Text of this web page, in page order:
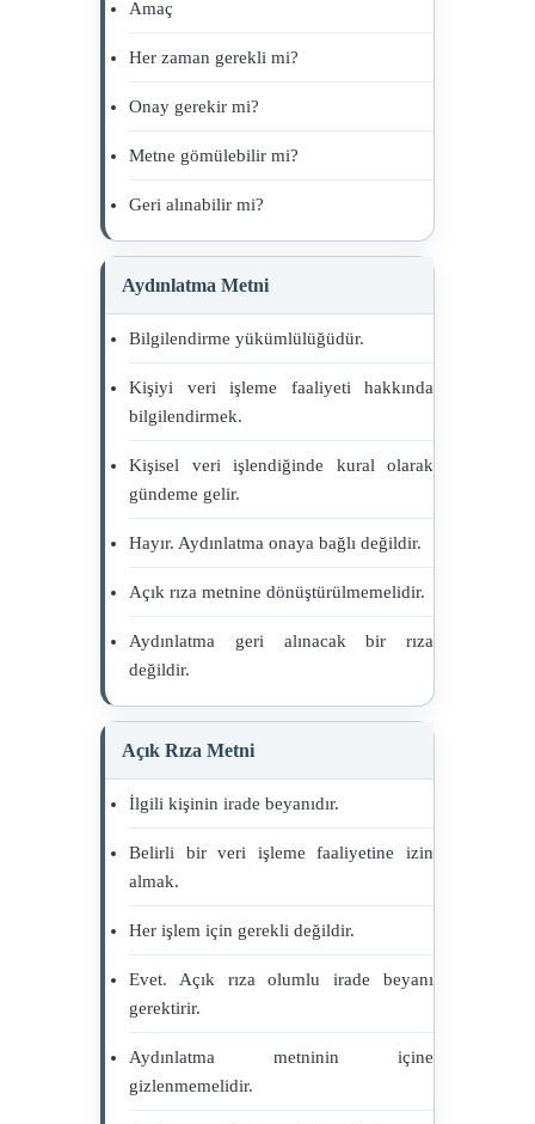
Amaç
Her zaman gerekli mi?
Onay gerekir mi?
Metne gömülebilir mi?
Geri alınabilir mi?
Aydınlatma Metni
Bilgilendirme yükümlülüğüdür.
Kişiyi veri işleme faaliyeti hakkında
bilgilendirmek.
Kişisel veri işlendiğinde kural olarak
gündeme gelir.
Hayır. Aydınlatma onaya bağlı değildir.
Açık rıza metnine dönüştürülmemelidir.
Aydınlatma geri alınacak bir rıza
değildir.
Açık Rıza Metni
İlgili kişinin irade beyanıdır.
Belirli bir veri işleme faaliyetine izin
almak.
Her işlem için gerekli değildir.
Evet. Açık rıza olumlu irade beyanı
gerektirir.
Aydınlatma metninin içine
gizlenmemelidir.